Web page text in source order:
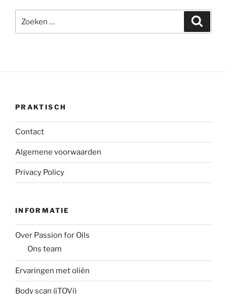
naar:
PRAKTISCH
Contact
Algemene voorwaarden
Privacy Policy
INFORMATIE
Over Passion for Oils
Ons team
Ervaringen met oliën
Body scan (iTOVi)